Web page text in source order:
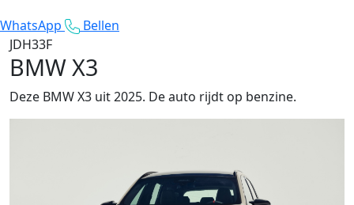
WhatsApp
Bellen
JDH33F
BMW X3
Deze BMW X3 uit 2025. De auto rijdt op benzine.